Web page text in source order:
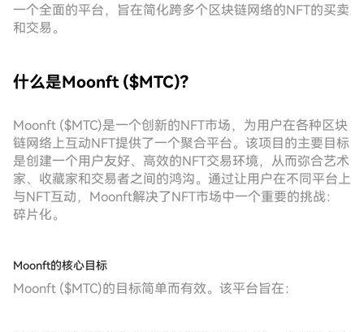
一个全面的平台，旨在简化跨多个区块链网络的NFT的买卖
和交易。
什么是Moonft ($MTC)?
Moonft ($MTC)是一个创新的NFT市场，为用户在各种区块
链网络上互动NFT提供了一个聚合平台。该项目的主要目标
是创建一个用户友好、高效的NFT交易环境，从而弥合艺术
家、收藏家和交易者之间的鸿沟。通过让用户在不同平台上
与NFT互动，Moonft解决了NFT市场中一个重要的挑战：
碎片化。
Moonft的核心目标
Moonft ($MTC)的目标简单而有效。该平台旨在：